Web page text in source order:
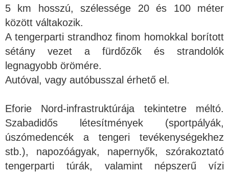
5 km hosszú, szélessége 20 és 100 méter
között váltakozik.
A tengerparti strandhoz finom homokkal borított
sétány vezet a fürdőzők és strandolók
legnagyobb örömére.
Autóval, vagy autóbusszal érhető el.
Eforie Nord-infrastruktúrája tekintetre méltó.
Szabadidős létesítmények (sportpályák,
úszómedencék a tengeri tevékenységekhez
stb.), napozóágyak, napernyők, szórakoztató
tengerparti túrák, valamint népszerű vízi